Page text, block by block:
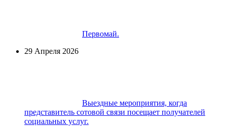
Первомай.
29 Апреля 2026
Выездные мероприятия, когда
представитель сотовой связи посещает получателей
социальных услуг.